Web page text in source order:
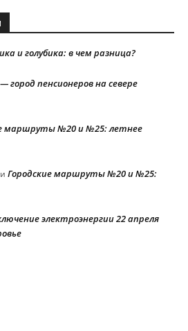
и голубика: в чем разница?
город пенсионеров на севере
маршруты №20 и №25: летнее
Городские маршруты №20 и №25:
электроэнергии 22 апреля